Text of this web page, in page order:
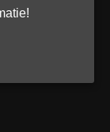
Venlo